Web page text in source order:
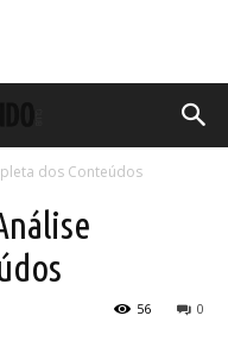
dos Conteúdos
0
56